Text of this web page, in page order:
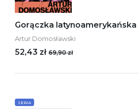
Gorączka latynoamerykańska
Artur Domosławski
52,43 zł 69,90 zł
SERIA